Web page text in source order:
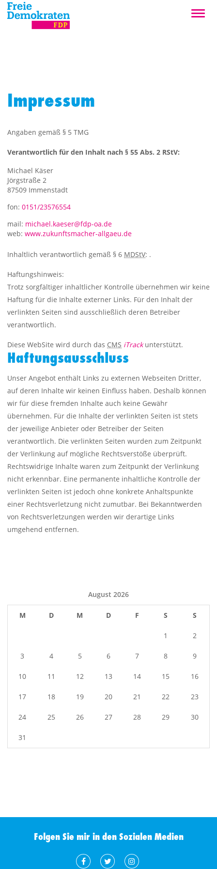
Impressum
Angaben gemäß § 5 TMG
Verantwortlich für den Inhalt nach § 55 Abs. 2 RStV:
Michael Käser
Jörgstraße 2
87509 Immenstadt
fon: 0151/23576554
mail: michael.kaeser@fdp-oa.de
web: www.zukunftsmacher-allgaeu.de
Inhaltlich verantwortlich gemäß § 6 MDStV: .
Haftungshinweis:
Trotz sorgfältiger inhaltlicher Kontrolle übernehmen wir keine
Haftung für die Inhalte externer Links. Für den Inhalt der
verlinkten Seiten sind ausschließlich deren Betreiber
verantwortlich.
Diese WebSite wird durch das CMS iTrackunterstützt.
Haftungsausschluss
Unser Angebot enthält Links zu externen Webseiten Dritter,
auf deren Inhalte wir keinen Einfluss haben. Deshalb können
wir für diese fremden Inhalte auch keine Gewähr
übernehmen. Für die Inhalte der verlinkten Seiten ist stets
der jeweilige Anbieter oder Betreiber der Seiten
verantwortlich. Die verlinkten Seiten wurden zum Zeitpunkt
der Verlinkung auf mögliche Rechtsverstöße überprüft.
Rechtswidrige Inhalte waren zum Zeitpunkt der Verlinkung
nicht erkennbar. Eine permanente inhaltliche Kontrolle der
verlinkten Seiten ist jedoch ohne konkrete Anhaltspunkte
einer Rechtsverletzung nicht zumutbar. Bei Bekanntwerden
von Rechtsverletzungen werden wir derartige Links
umgehend entfernen.
August 2026
M D M D F S S
1 2
3 4 5 6 7 8 9
10 11 12 13 14 15 16
17 18 19 20 21 22 23
24 25 26 27 28 29 30
31
Folgen Sie mir in den Sozialen Medien